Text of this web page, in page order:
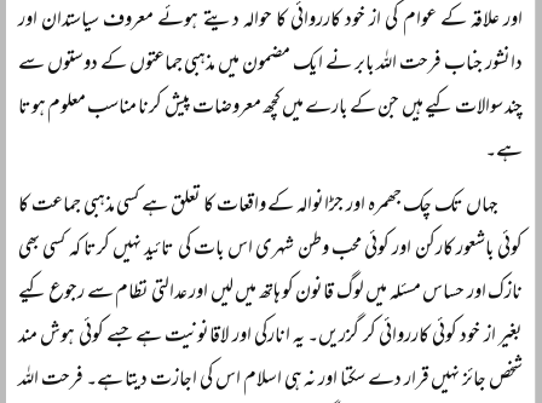
اور علاقہ کے عوام کی از خود کارروائی کا حوالہ دیتے ہوئے معروف سیاستدان اور
دانشور جناب فرحت اللہ بابر نے ایک مضمون میں مذہبی جماعتوں کے دوستوں سے
چند سوالات کیے ہیں جن کے بارے میں کچھ معروضات پیش کرنا مناسب معلوم ہوتا
ہے۔
جہاں تک چک جھمرہ اور جڑانوالہ کے واقعات کا تعلق ہے کسی مذہبی جماعت کا
کوئی باشعور کارکن اور کوئی محب وطن شہری اس بات کی تائید نہیں کرتا کہ کسی بھی
نازک اور حساس مسئلہ میں لوگ قانون کو ہاتھ میں لیں اور عدالتی نظام سے رجوع کیے
بغیر از خود کوئی کارروائی کر گزریں۔ یہ انارکی اور لاقانونیت ہے جسے کوئی ہوش مند
شخص جائز نہیں قرار دے سکتا اور نہ ہی اسلام اس کی اجازت دیتا ہے۔ فرحت اللہ